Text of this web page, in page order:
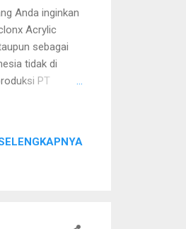
Anda inginkan
Acrylic
sebagai
tidak di
PT